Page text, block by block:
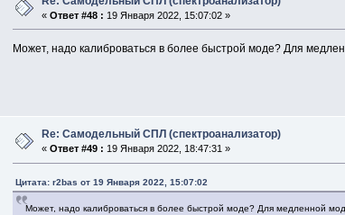
«Ответ #48 : 19 Января 2022, 15:07:02 »
Может, надо калиброваться в более быстрой моде? Для
Re: Самодельный СПЛ (спектроанализатор)
«Ответ #49 : 19 Января 2022, 18:47:31 »
Цитата: r2bas от 19 Января 2022, 15:07:02
Может, надо калиброваться в более быстрой моде? Для медленной